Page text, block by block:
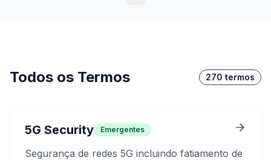
Todos os Termos 270 termos
5G Security Emergentes
Segurança de redes 5G incluindo fatiamento de